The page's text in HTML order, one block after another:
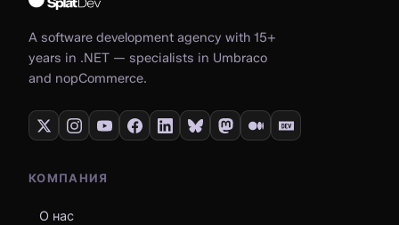
A software development agency with 15+
years in .NET — specialists in Umbraco
and nopCommerce.
КОМПАНИЯ
О нас